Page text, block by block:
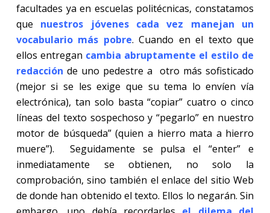
facultades ya en escuelas politécnicas, constatamos
que nuestros jóvenes cada vez manejan un
vocabulario más pobre. Cuando en el texto que
ellos entregan cambia abruptamente el estilo de
redacción de uno pedestre a otro más sofisticado
(mejor si se les exige que su tema lo envíen vía
electrónica), tan solo basta “copiar” cuatro o cinco
líneas del texto sospechoso y “pegarlo” en nuestro
motor de búsqueda” (quien a hierro mata a hierro
muere”).
Seguidamente se pulsa el “enter” e
inmediatamente se obtienen, no solo la
comprobación, sino también el enlace del sitio Web
de donde han obtenido el texto. Ellos lo negarán. Sin